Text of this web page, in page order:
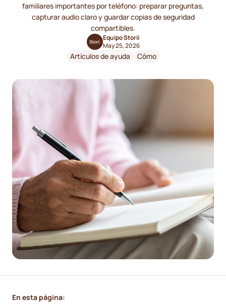
familiares importantes por teléfono: preparar preguntas,
capturar audio claro y guardar copias de seguridad
compartibles.
Equipo Storii
May 25, 2026
Artículos de ayuda Cómo
En esta página: